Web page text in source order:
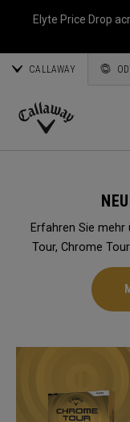
Elyte Price Drop
CALLAWAY
Callaway
Erfahren Sie
Tour, Chrome